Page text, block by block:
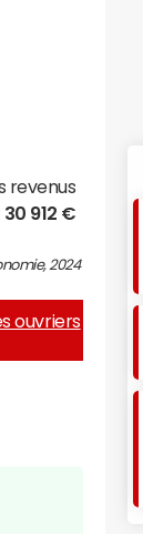
revenus
30 912 €
2024
ouvriers